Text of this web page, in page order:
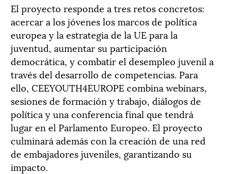
El proyecto responde a tres retos concretos:
acercar a los jóvenes los marcos de política
europea y la estrategia de la UE para la
juventud, aumentar su participación
democrática, y combatir el desempleo juvenil a
través del desarrollo de competencias. Para
ello, CEEYOUTH4EUROPE combina webinars,
sesiones de formación y trabajo, diálogos de
política y una conferencia final que tendrá
lugar en el Parlamento Europeo. El proyecto
culminará además con la creación de una red
de embajadores juveniles, garantizando su
impacto.